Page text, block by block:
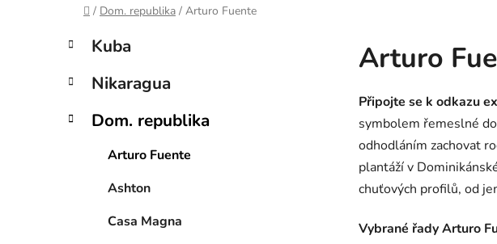
Domů
/ Dom. republika / Arturo Fuente
P
s
r
Přeskočit
kategorie
K
a
e
o
Kuba
Nikaragua
Dom. republika
Arturo Fuente
Ashton
Casa Magna
Arturo
Připojte se k odkazu
symbolem řemeslné
odhodláním zachovat
plantáží v
chuťových profilů, od
Vybrané řady Arturo